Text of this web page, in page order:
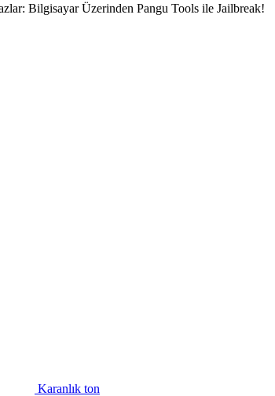
Bilgisayar Üzerinden Pangu Tools ile Jailbreak!
Karanlık ton